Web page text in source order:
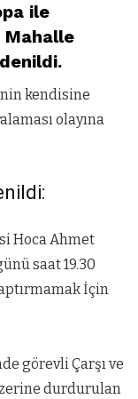
ile
Mahalle
kendisine
olayına
Hoca Ahmet
saat 19.30
İçin
görevli Çarşı ve
durdurulan